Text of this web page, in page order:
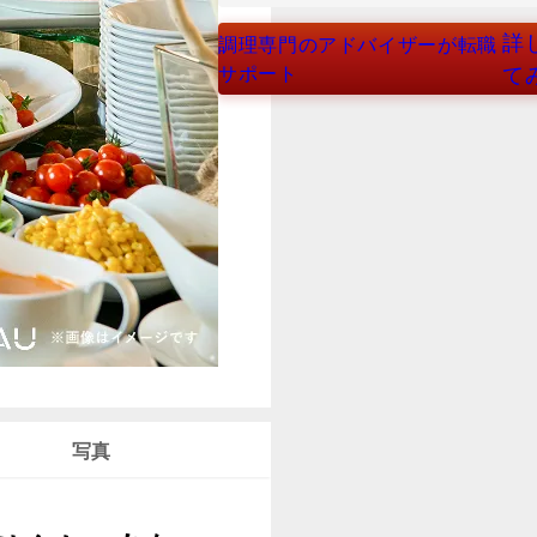
調理専門のアドバイザーが転職
サポート
詳
て
写真